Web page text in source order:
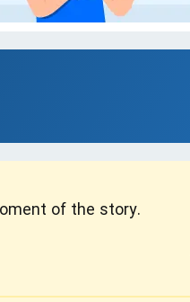
of the story.